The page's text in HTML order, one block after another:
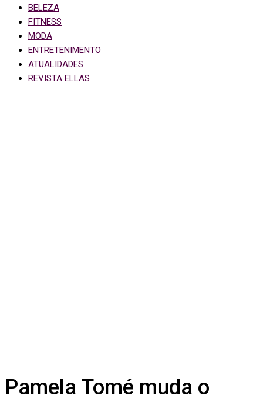
BELEZA
FITNESS
MODA
ENTRETENIMENTO
ATUALIDADES
REVISTA ELLAS
Pamela Tomé muda o